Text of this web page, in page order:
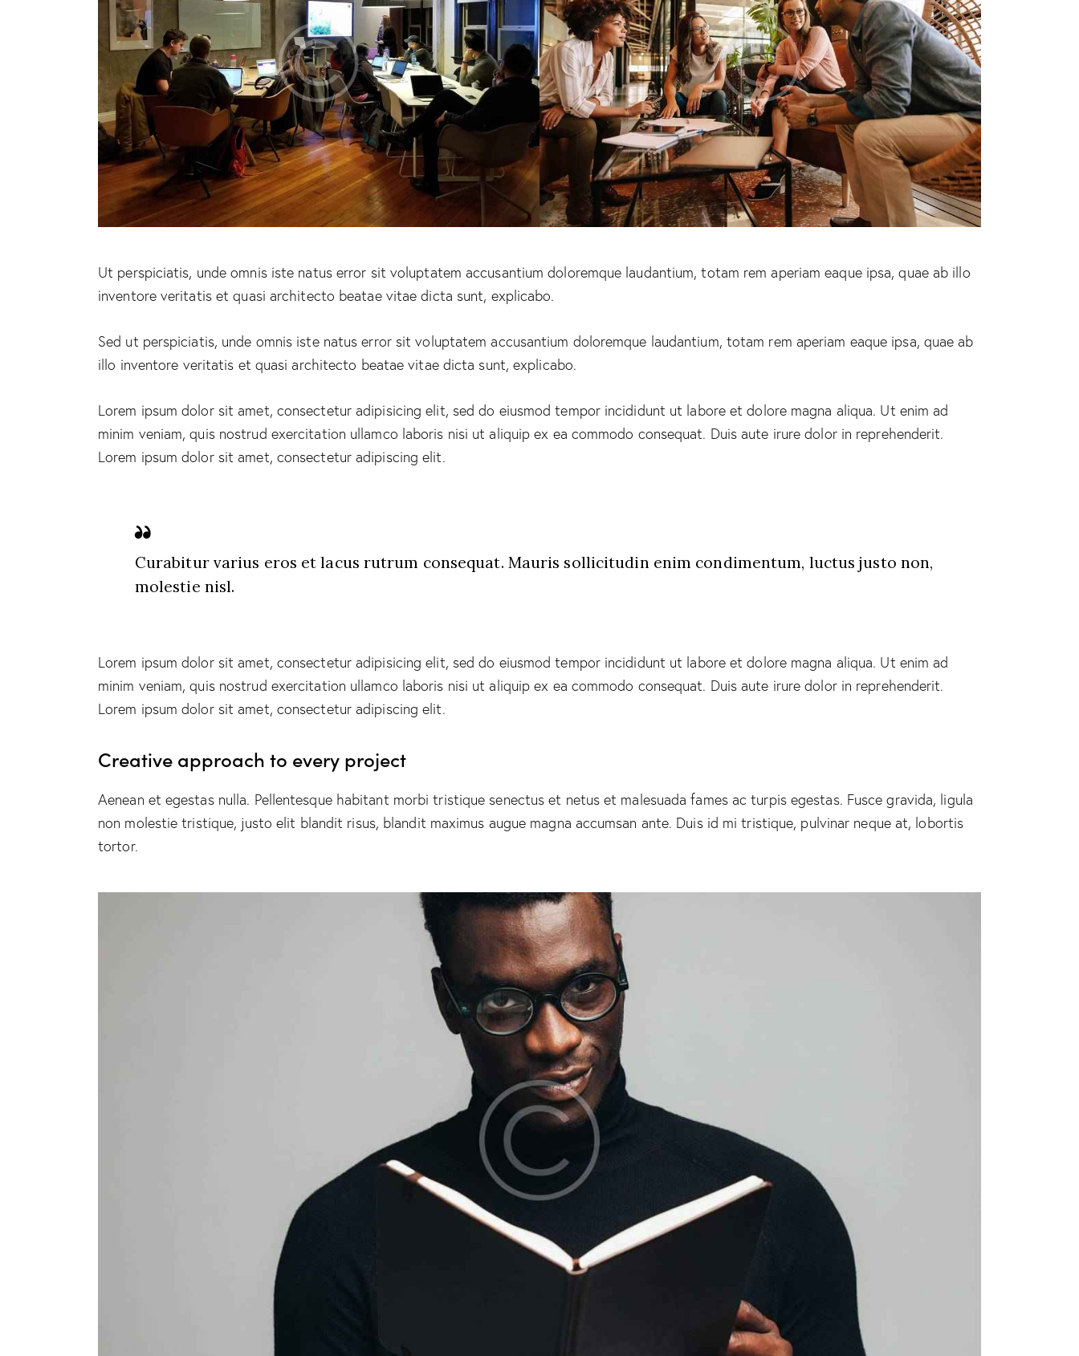
Ut perspiciatis, unde omnis iste natus error sit voluptatem accusantium doloremque laudantium, totam rem aperiam eaque ipsa, quae ab illo
inventore veritatis et quasi architecto beatae vitae dicta sunt, explicabo.
Sed ut perspiciatis, unde omnis iste natus error sit voluptatem accusantium doloremque laudantium, totam rem aperiam eaque ipsa, quae ab
illo inventore veritatis et quasi architecto beatae vitae dicta sunt, explicabo.
Lorem ipsum dolor sit amet, consectetur adipisicing elit, sed do eiusmod tempor incididunt ut labore et dolore magna aliqua. Ut enim ad
minim veniam, quis nostrud exercitation ullamco laboris nisi ut aliquip ex ea commodo consequat. Duis aute irure dolor in reprehenderit.
Lorem ipsum dolor sit amet, consectetur adipiscing elit.
Curabitur varius eros et lacus rutrum consequat. Mauris sollicitudin enim condimentum, luctus justo non,
molestie nisl.
Lorem ipsum dolor sit amet, consectetur adipisicing elit, sed do eiusmod tempor incididunt ut labore et dolore magna aliqua. Ut enim ad
minim veniam, quis nostrud exercitation ullamco laboris nisi ut aliquip ex ea commodo consequat. Duis aute irure dolor in reprehenderit.
Lorem ipsum dolor sit amet, consectetur adipiscing elit.
Creative approach to every project
Aenean et egestas nulla. Pellentesque habitant morbi tristique senectus et netus et malesuada fames ac turpis egestas. Fusce gravida, ligula
non molestie tristique, justo elit blandit risus, blandit maximus augue magna accumsan ante. Duis id mi tristique, pulvinar neque at, lobortis
tortor.